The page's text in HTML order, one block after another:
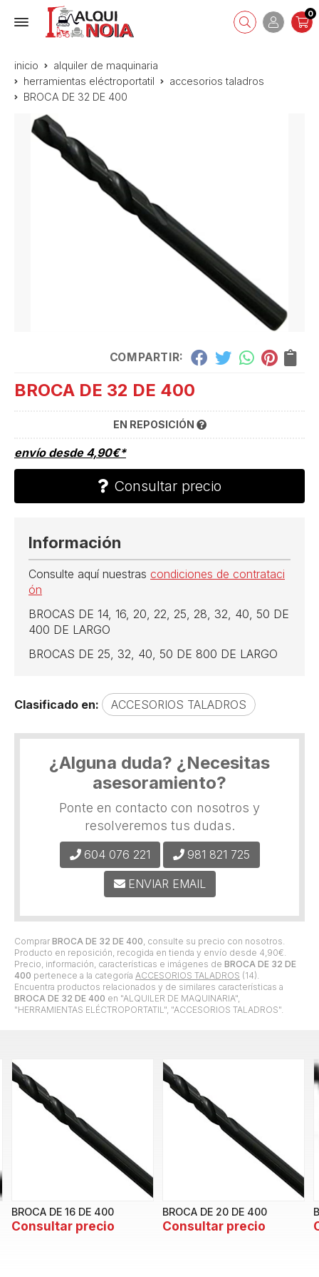
0
inicio
alquiler de maquinaria
herramientas eléctroportatil
accesorios taladros
BROCA DE 32 DE 400
COMPARTIR:
BROCA DE 32 DE 400
EN REPOSICIÓN
envío desde 4,90€*
Consultar precio
Comprar BROCA DE 32 DE 400, consulte su precio con nosotros.
Producto en reposición, recogida en tienda y envío desde 4,90€.
Precio, información, características e imágenes de BROCA DE 32 DE
400 pertenece a la categoría ACCESORIOS TALADROS (14).
Encuentra productos relacionados y de similares características a
BROCA DE 32 DE 400 en "ALQUILER DE MAQUINARIA",
"HERRAMIENTAS ELÉCTROPORTATIL", "ACCESORIOS TALADROS".
Información
Consulte aquí nuestras condiciones de contrataci
ón
BROCAS DE 14, 16, 20, 22, 25, 28, 32, 40, 50 DE
400 DE LARGO
BROCAS DE 25, 32, 40, 50 DE 800 DE LARGO
Clasificado en: ACCESORIOS TALADROS
¿Alguna duda? ¿Necesitas
asesoramiento?
Ponte en contacto con nosotros y
resolveremos tus dudas.
604 076 221 981 821 725
ENVIAR EMAIL
BROCA DE 16 DE 400
Consultar precio
BROCA DE 20 DE 400
Consultar precio